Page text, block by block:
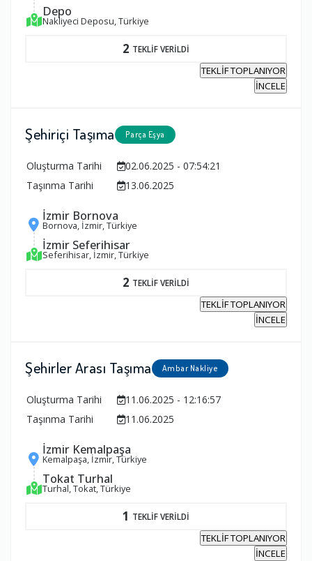
Depo
Nakliyeci Deposu, Türkiye
2 TEKLİF VERİLDİ
TEKLİF TOPLANIYOR
İNCELE
Şehiriçi Taşıma Parça Eşya
Oluşturma Tarihi
02.06.2025 - 07:54:21
Taşınma Tarihi
13.06.2025
İzmir Bornova
Bornova, İzmir, Türkiye
İzmir Seferihisar
Seferihisar, İzmir, Türkiye
2 TEKLİF VERİLDİ
TEKLİF TOPLANIYOR
İNCELE
Şehirler Arası Taşıma Ambar Nakliye
Oluşturma Tarihi
11.06.2025 - 12:16:57
Taşınma Tarihi
11.06.2025
İzmir Kemalpaşa
Kemalpaşa, İzmir, Türkiye
Tokat Turhal
Turhal, Tokat, Türkiye
1 TEKLİF VERİLDİ
TEKLİF TOPLANIYOR
İNCELE